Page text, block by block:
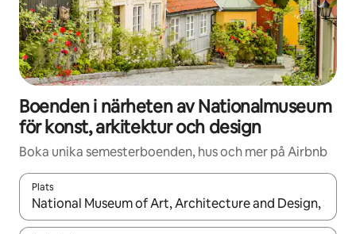
Boenden i närheten av Nationalmuseum
för konst, arkitektur och design
Boka unika semesterboenden, hus och mer på Airbnb
Plats
När resultaten är tillgängliga kan du navigera med upp- och